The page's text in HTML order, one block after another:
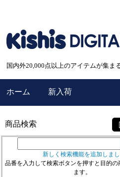
国内外20,000点以上のアイテムが集
ホーム 新入荷
商品検索
新しく検索機能を追加しま
品番を入力して検索ボタンを押すと目的の
ます。